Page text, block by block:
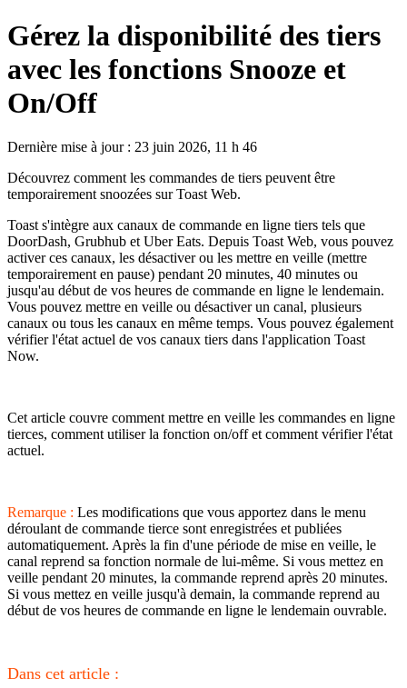
Gérez la disponibilité des tiers
avec les fonctions Snooze et
On/Off
Dernière mise à jour : 23 juin 2026, 11 h 46
Découvrez comment les commandes de tiers peuvent être
temporairement snoozées sur Toast Web.
Toast s'intègre aux canaux de commande en ligne tiers tels que
DoorDash, Grubhub et Uber Eats. Depuis Toast Web, vous pouvez
activer ces canaux, les désactiver ou les mettre en veille (mettre
temporairement en pause) pendant 20 minutes, 40 minutes ou
jusqu'au début de vos heures de commande en ligne le lendemain.
Vous pouvez mettre en veille ou désactiver un canal, plusieurs
canaux ou tous les canaux en même temps. Vous pouvez également
vérifier l'état actuel de vos canaux tiers dans l'application Toast
Now.
Cet article couvre comment mettre en veille les commandes en ligne
tierces, comment utiliser la fonction on/off et comment vérifier l'état
actuel.
Remarque : Les modifications que vous apportez dans le menu
déroulant de commande tierce sont enregistrées et publiées
automatiquement. Après la fin d'une période de mise en veille, le
canal reprend sa fonction normale de lui-même. Si vous mettez en
veille pendant 20 minutes, la commande reprend après 20 minutes.
Si vous mettez en veille jusqu'à demain, la commande reprend au
début de vos heures de commande en ligne le lendemain ouvrable.
Dans cet article :